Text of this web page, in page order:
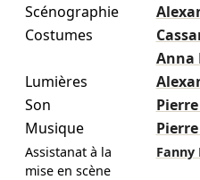
Scénographie
Costumes
Anna
Lumières
Son
Musique
Assistanat à la
mise en scène